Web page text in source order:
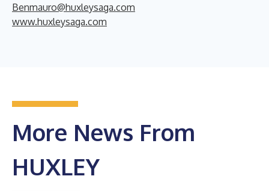
Benmauro@huxleysaga.com
www.huxleysaga.com
More News From
HUXLEY